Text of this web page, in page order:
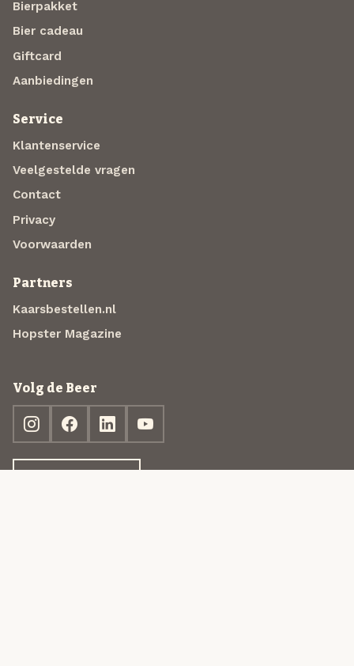
Bierpakket
Bier cadeau
Giftcard
Aanbiedingen
Service
Klantenservice
Veelgestelde vragen
Contact
Privacy
Voorwaarden
Partners
Kaarsbestellen.nl
Hopster Magazine
Volg de Beer